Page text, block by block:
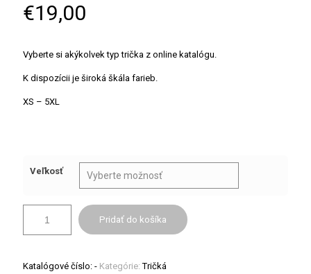
€19,00
Vyberte si akýkolvek typ trička z online katalógu.
K dispozícii je široká škála farieb.
XS – 5XL
Veľkosť
Pridať do košíka
Katalógové číslo: - Kategórie:Tričká